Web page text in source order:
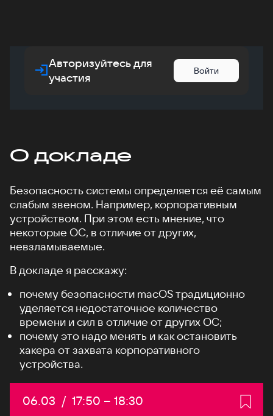
Авторизуйтесь для
участия
Войти
О докладе
Безопасность системы определяется её самым
слабым звеном. Например, корпоративным
устройством. При этом есть мнение, что
некоторые ОС, в отличие от других,
невзламываемые.
В докладе я расскажу:
почему безопасности macOS традиционно
уделяется недостаточное количество
времени и сил в отличие от других ОС;
почему это надо менять и как остановить
хакера от захвата корпоративного
устройства.
Дата:
06.03 / Начало:
17:50 – Конец:
18:30